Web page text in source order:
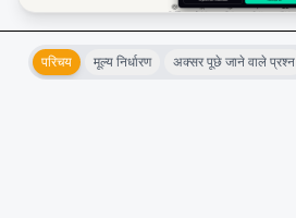
परिचय मूल्य निर्धारण अक्सर पूछे जाने वाले प्रश्न